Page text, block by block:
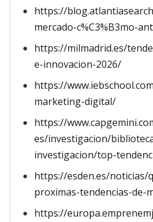
https://
mercado-c%C3%B3mo-
https://milmadrid.es/
e-innovacion-2026/
https://
marketing-digital/
https://
es/investigacion/
investigacion/top-
https://esden.es/noticias/
proximas-tendencias-de-
https://